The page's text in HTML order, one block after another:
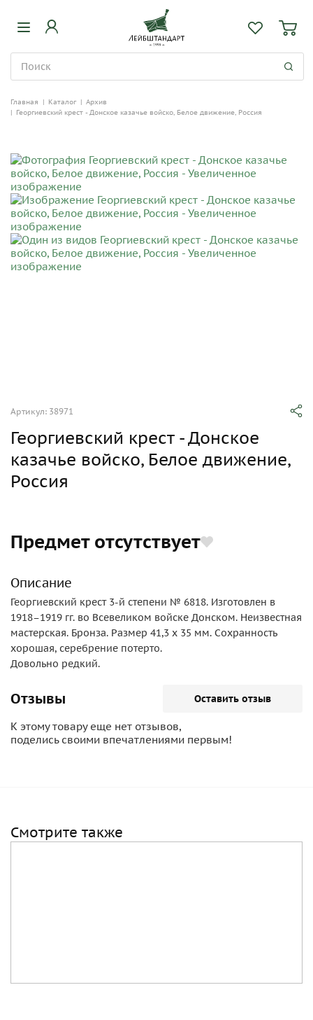
Главная | Каталог | Архив
| Георгиевский крест - Донское казачье войско, Белое движение, Россия
Артикул: 38971
Георгиевский крест - Донское
казачье войско, Белое движение,
Россия
Предмет отсутствует
Описание
Георгиевский крест 3-й степени № 6818. Изготовлен в
1918–1919 гг. во Всевеликом войске Донском. Неизвестная
мастерская. Бронза. Размер 41,3 x 35 мм. Сохранность
хорошая, серебрение потерто.
Довольно редкий.
Отзывы Оставить отзыв
К этому товару еще нет отзывов,
поделись своими впечатлениями первым!
Смотрите также